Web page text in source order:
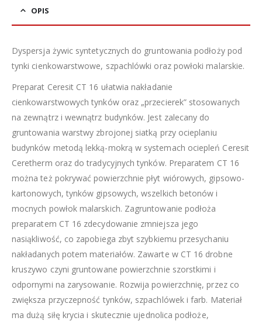
OPIS
Dyspersja żywic syntetycznych do gruntowania podłoży pod
tynki cienkowarstwowe, szpachlówki oraz powłoki malarskie.
Preparat Ceresit CT 16 ułatwia nakładanie
cienkowarstwowych tynków oraz „przecierek” stosowanych
na zewnątrz i wewnątrz budynków. Jest zalecany do
gruntowania warstwy zbrojonej siatką przy ocieplaniu
budynków metodą lekką-mokrą w systemach ociepleń Ceresit
Ceretherm oraz do tradycyjnych tynków. Preparatem CT 16
można też pokrywać powierzchnie płyt wiórowych, gipsowo-
kartonowych, tynków gipsowych, wszelkich betonów i
mocnych powłok malarskich. Zagruntowanie podłoża
preparatem CT 16 zdecydowanie zmniejsza jego
nasiąkliwość, co zapobiega zbyt szybkiemu przesychaniu
nakładanych potem materiałów. Zawarte w CT 16 drobne
kruszywo czyni gruntowane powierzchnie szorstkimi i
odpornymi na zarysowanie. Rozwija powierzchnię, przez co
zwiększa przyczepność tynków, szpachlówek i farb. Materiał
ma dużą siłę krycia i skutecznie ujednolica podłoże,